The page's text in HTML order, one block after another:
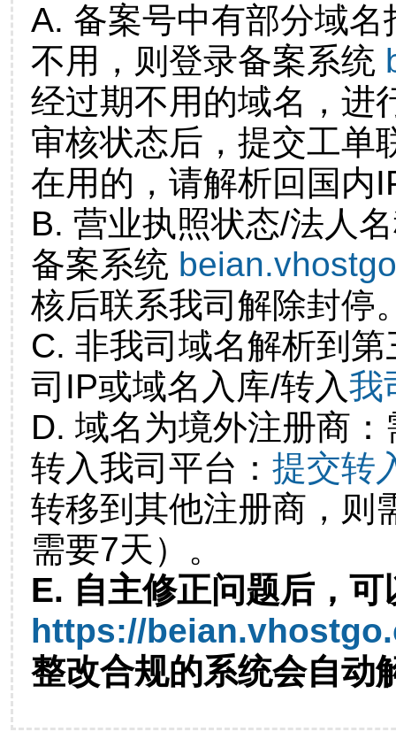
A. 备案号中有部分域
不用，则登录备案系统
经过期不用的域名，进
审核状态后，提交工单
在用的，请解析回国内
B. 营业执照状态/法人
备案系统
核后联系我司解除封停
C. 非我司域名解析到
司IP或域名入库/转入我
D. 域名为境外注册商
转入我司平台： 提交转
转移到其他注册商，则
需要7天）。
E. 自主修正问题后，可
https://
整改合规的系统会自动